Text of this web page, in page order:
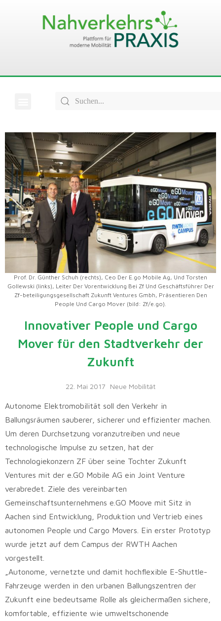
Prof. Dr. Günther Schuh (rechts), Ceo Der E.go Mobile Ag, Und Torsten
Gollewski (links), Leiter Der Vorentwicklung Bei Zf Und Geschäftsführer Der
Zf-beteiligungsgesellschaft Zukunft Ventures Gmbh, Präsentieren Den
People Und Cargo Mover (bild: Zf/e.go).
Innovativer People und Cargo
Mover für den Stadtverkehr der
Zukunft
22. Mai 2017 Neue Mobilität
Autonome Elektromobilität soll den Verkehr in
Ballungsräumen sauberer, sicherer und effizienter machen.
Um deren Durchsetzung voranzutreiben und neue
technologische Impulse zu setzen, hat der
Technologiekonzern ZF über seine Tochter Zukunft
Ventures mit der e.GO Mobile AG ein Joint Venture
verabredet. Ziele des vereinbarten
Gemeinschaftsunternehmens e.GO Moove mit Sitz in
Aachen sind Entwicklung, Produktion und Vertrieb eines
autonomen People und Cargo Movers. Ein erster Prototyp
wurde jetzt auf dem Campus der RWTH Aachen
vorgestellt.
„Autonome, vernetzte und damit hochflexible E-Shuttle-
Fahrzeuge werden in den urbanen Ballungszentren der
Zukunft eine bedeutsame Rolle als gleichermaßen sichere,
komfortable, effiziente wie umweltschonende